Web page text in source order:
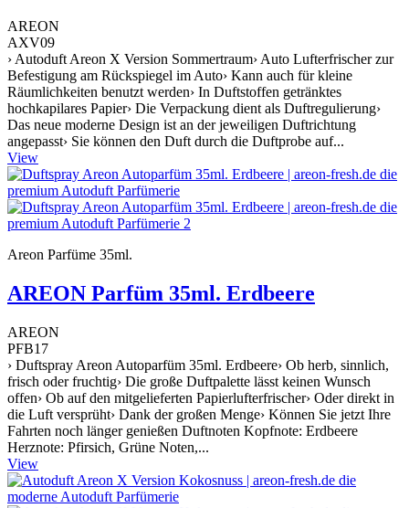
AREON
AXV09
› Autoduft Areon X Version Sommertraum› Auto Lufterfrischer zur
Befestigung am Rückspiegel im Auto› Kann auch für kleine
Räumlichkeiten benutzt werden› In Duftstoffen getränktes
hochkapilares Papier› Die Verpackung dient als Duftregulierung›
Das neue moderne Design ist an der jeweiligen Duftrichtung
angepasst› Sie können den Duft durch die Duftprobe auf...
View
Areon Parfüme 35ml.
AREON Parfüm 35ml. Erdbeere
AREON
PFB17
› Duftspray Areon Autoparfüm 35ml. Erdbeere› Ob herb, sinnlich,
frisch oder fruchtig› Die große Duftpalette lässt keinen Wunsch
offen› Ob auf den mitgelieferten Papierlufterfrischer› Oder direkt in
die Luft versprüht› Dank der großen Menge› Können Sie jetzt Ihre
Fahrten noch länger genießen Duftnoten Kopfnote: Erdbeere
Herznote: Pfirsich, Grüne Noten,...
View